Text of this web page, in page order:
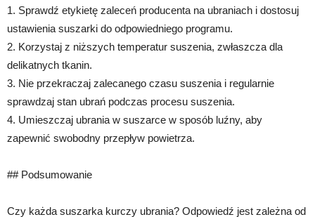
1. Sprawdź etykietę zaleceń producenta na ubraniach i dostosuj
ustawienia suszarki do odpowiedniego programu.
2. Korzystaj z niższych temperatur suszenia, zwłaszcza dla
delikatnych tkanin.
3. Nie przekraczaj zalecanego czasu suszenia i regularnie
sprawdzaj stan ubrań podczas procesu suszenia.
4. Umieszczaj ubrania w suszarce w sposób luźny, aby
zapewnić swobodny przepływ powietrza.
## Podsumowanie
Czy każda suszarka kurczy ubrania? Odpowiedź jest zależna od